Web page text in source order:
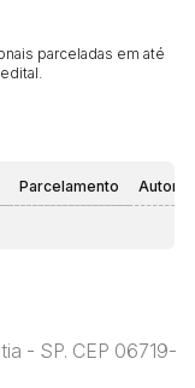
parceladas em até
Parcelamento
- SP. CEP 06719-